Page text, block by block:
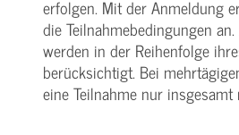
erfolgen. Mit der Anmeldung
die Teilnahmebedingungen
werden in der Reihenfolge
berücksichtigt. Bei
eine Teilnahme nur insgesamt